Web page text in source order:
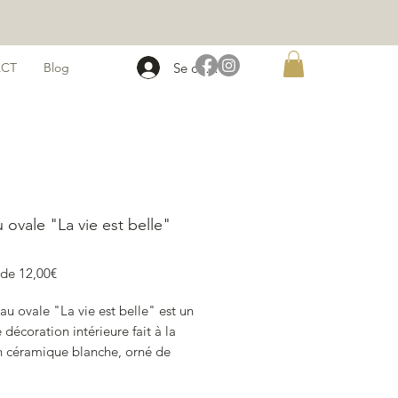
Blog Se connecter
ovale "La vie est belle"
12,00€Prix
ovale "La vie est belle" est un
décoration intérieure fait à la
céramique blanche, orné de
belle" apportant une touche